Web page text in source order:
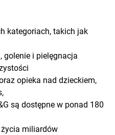
kategoriach, takich jak
golenie i pielęgnacja
opieka nad dzieckiem,
są dostępne w ponad 180
miliardów